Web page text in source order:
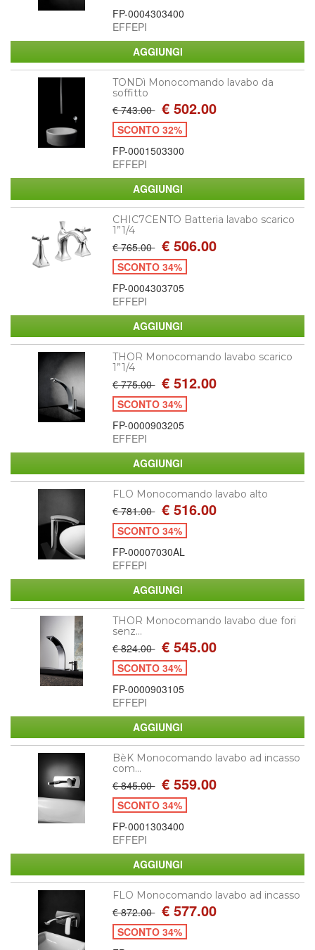
FP-0004303400
EFFEPI
TONDì Monocomando lavabo da
soffitto
€ 743.00 € 502.00
SCONTO 32%
FP-0001503300
EFFEPI
CHIC7CENTO Batteria lavabo scarico
1”1/4
€ 765.00 € 506.00
SCONTO 34%
FP-0004303705
EFFEPI
THOR Monocomando lavabo scarico
1”1/4
€ 775.00 € 512.00
SCONTO 34%
FP-0000903205
EFFEPI
FLO Monocomando lavabo alto
€ 781.00 € 516.00
SCONTO 34%
FP-00007030AL
EFFEPI
THOR Monocomando lavabo due fori
senz...
€ 824.00 € 545.00
SCONTO 34%
FP-0000903105
EFFEPI
BèK Monocomando lavabo ad incasso
com...
€ 845.00 € 559.00
SCONTO 34%
FP-0001303400
EFFEPI
FLO Monocomando lavabo ad incasso
€ 872.00 € 577.00
SCONTO 34%